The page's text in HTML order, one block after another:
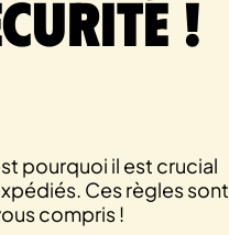
!
pourquoi il est crucial
Ces règles sont
compris !